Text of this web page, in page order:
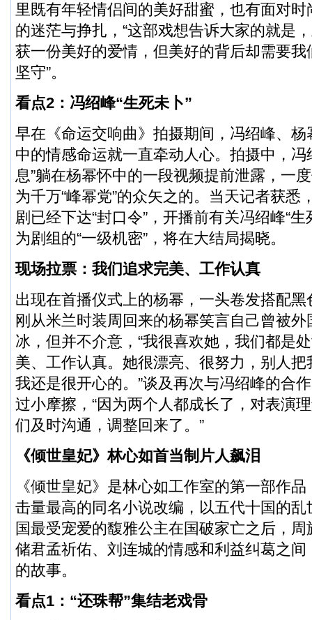
里既有年轻情侣间的美好甜蜜，也有面对
的迷茫与挣扎，“这部戏想告诉大家的就是
获一份美好的爱情，但美好的背后却需要
坚守”。
看点2：冯绍峰“生死未卜”
早在《命运交响曲》拍摄期间，冯绍峰、
中的情感命运就一直牵动人心。拍摄中，冯
息”躺在杨幂怀中的一段视频提前泄露，一
为千万“峰幂党”的众矢之的。当天记者获悉
剧已经下达“封口令”，开播前有关冯绍峰“
为剧组的“一级机密”，将在大结局揭晓。
现场拉票：我们追求完美、工作认真
出现在首播仪式上的杨幂，一头卷发搭配
刚从米兰时装周回来的杨幂笑言自己曾被
冰，但并不介意，“我很喜欢她，我们都是
美、工作认真。她很漂亮、很努力，别人
我还是很开心的。”谈及再次与冯绍峰的合
过小摩擦，“因为两个人都成长了，对表演
们及时沟通，调整回来了。”
《倾世皇妃》林心如首当制片人飙泪
《倾世皇妃》是林心如工作室的第一部作
击量最高的同名小说改编，以五代十国的
国最受宠爱的馥雅公主在国破家亡之后，
储君孟祈佑、刘连城的情感和利益纠葛之
的故事。
看点1：“还珠帮”集结老戏骨